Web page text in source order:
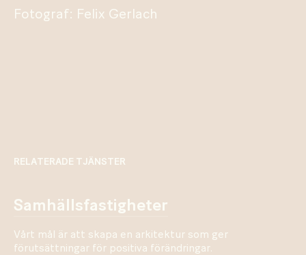
Fotograf: Felix Gerlach
RELATERADE TJÄNSTER
samhällsfastigheter
Vårt mål är att skapa en arkitektur som ger
förutsättningar för positiva förändringar.